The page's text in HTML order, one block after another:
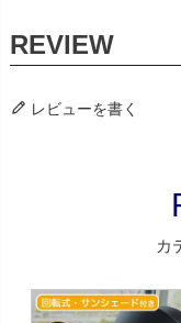
レビューを書く
カ